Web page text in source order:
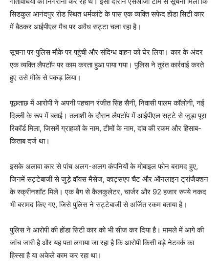
सिडकुल आनंदपुर रोड स्थित धर्मकांटे के पास एक व्यक्ति सफेद होंडा सिटी कार
में बैठकर आईपीएल मैच पर अवैध सट्टा चला रहा है।
सूचना पर पुलिस मौके पर पहुंची और संदिग्ध वाहन को घेर लिया। कार के अंदर
एक व्यक्ति लैपटॉप पर काम करता हुआ पाया गया। पुलिस ने तुरंत कार्रवाई करते
हुए उसे मौके से पकड़ लिया।
पूछताछ में आरोपी ने अपनी पहचान रंजीत सिंह सैनी, निवासी पालम कॉलोनी, नई
दिल्ली के रूप में बताई। तलाशी के दौरान लैपटॉप में आईपीएल सट्टे से जुड़ा पूरा
रिकॉर्ड मिला, जिसमें ग्राहकों के नाम, टीमों के नाम, दांव की रकम और हिसाब-
किताब दर्ज था।
इसके अलावा कार से पांच अलग-अलग कंपनियों के मोबाइल फोन बरामद हुए,
जिनमें सट्टेबाजी से जुड़े वॉयस मैसेज, व्हाट्सएप चैट और ऑनलाइन ट्रांजैक्शन
के स्क्रीनशॉट मिले। एक बैग से कैलकुलेटर, चार्जर और 92 हजार रुपये नकद
भी बरामद किए गए, जिसे पुलिस ने सट्टेबाजी से अर्जित रकम बताया है।
पुलिस ने आरोपी की होंडा सिटी कार को भी सीज कर दिया है। मामले में आगे की
जांच जारी है और यह पता लगाया जा रहा है कि आरोपी किसी बड़े नेटवर्क का
हिस्सा है या अकेले काम कर रहा था।